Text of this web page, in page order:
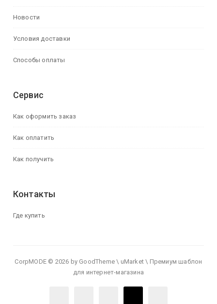
Новости
Условия доставки
Способы оплаты
Сервис
Как оформить заказ
Как оплатить
Как получить
Контакты
Где купить
CorpMODE © 2026 by GoodTheme \ uMarket \ Премиум шаблон
для интернет-магазина